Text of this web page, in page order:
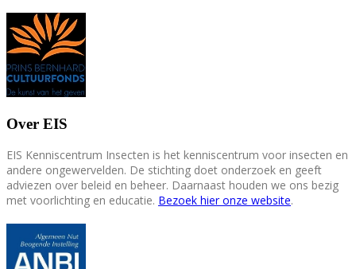
Over EIS
EIS Kenniscentrum Insecten is het kenniscentrum voor insecten en
andere ongewervelden. De stichting doet onderzoek en geeft
adviezen over beleid en beheer. Daarnaast houden we ons bezig
met voorlichting en educatie. Bezoek hier onze website.